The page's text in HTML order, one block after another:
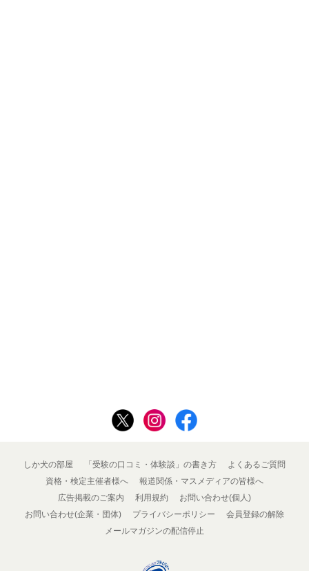
しか犬の部屋 「受験の口コミ・体験談」の書き方
よくあるご質問
資格・検定主催者様へ
報道関係・マスメディアの皆様へ
広告掲載のご案内
利用規約
お問い合わせ(個人)
お問い合わせ(企業・団体)
プライバシーポリシー
会員登録の解除
メールマガジンの配信停止